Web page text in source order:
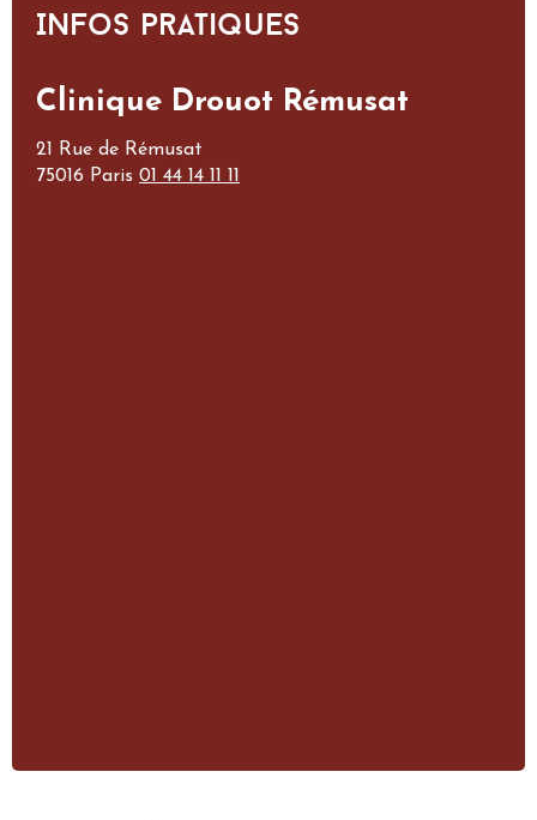
Infos pratiques
Clinique Drouot Rémusat
21 Rue de Rémusat
75016 Paris 01 44 14 11 11